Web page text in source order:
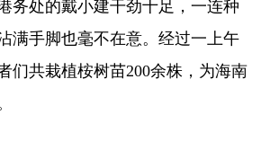
务处的戴小建干劲十足，一连种
满手脚也毫不在意。经过一上午
们共栽植桉树苗200余株，为海南